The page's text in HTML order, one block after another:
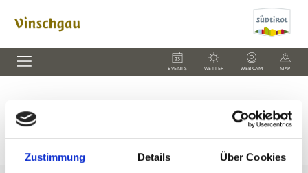
Zustimmung Details Über Cookies
EVENTS WETTER WEBCAM MAP
Vorlage Vereine Ebene 1